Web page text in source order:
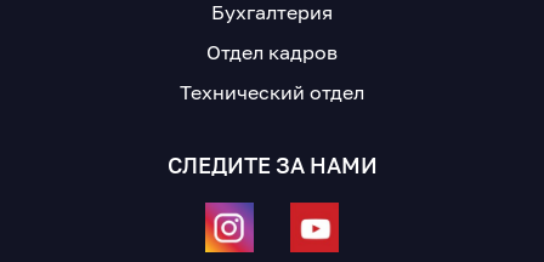
Бухгалтерия
Отдел кадров
Технический отдел
СЛЕДИТЕ ЗА НАМИ